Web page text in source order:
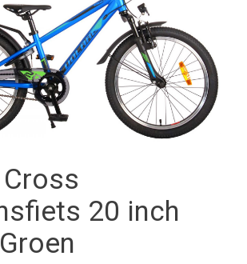
20 inch